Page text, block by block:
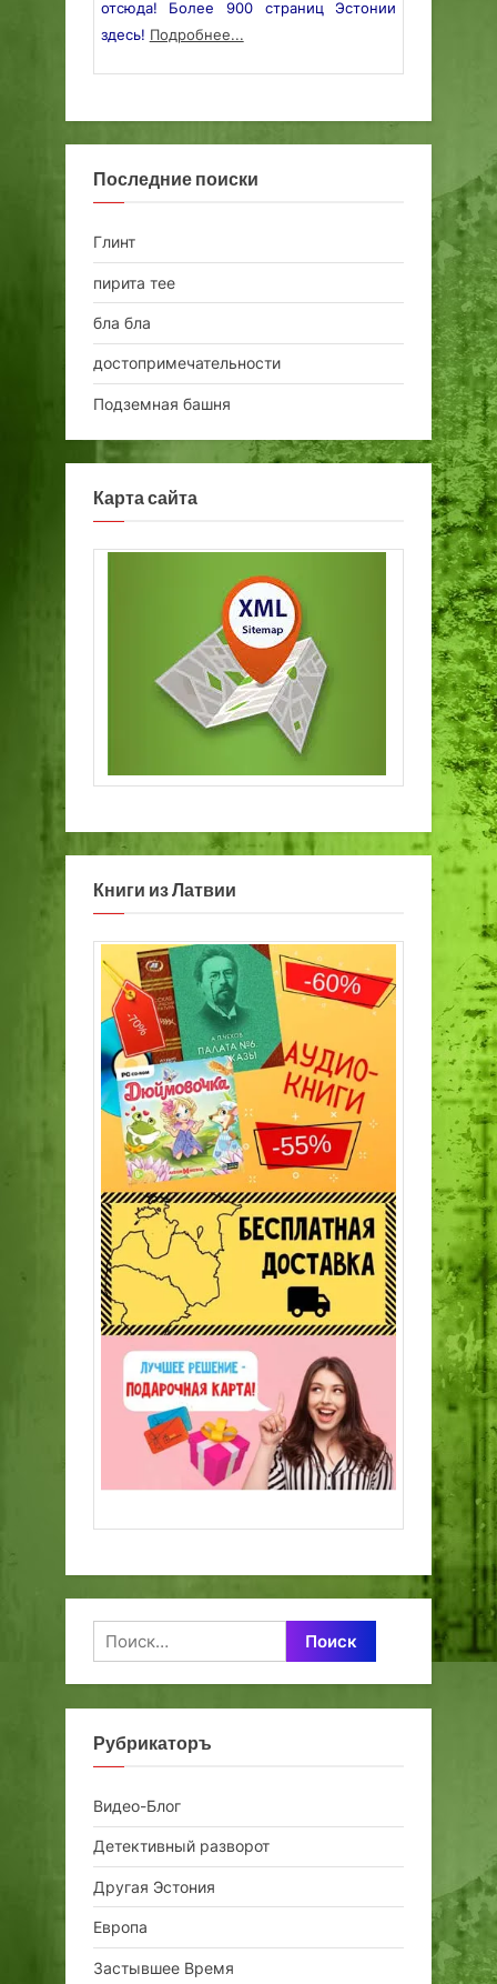
отсюда! Более 900 страниц Эстонии
здесь! Подробнее...
Последние поиски
Глинт
пирита тее
бла бла
достопримечательности
Подземная башня
Карта сайта
Книги из Латвии
Найти:
Рубрикаторъ
Видео-Блог
Детективный разворот
Другая Эстония
Европа
Застывшее Время